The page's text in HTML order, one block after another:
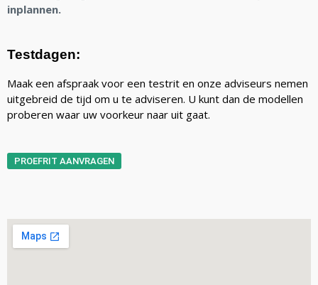
inplannen.
Testdagen:
Maak een afspraak voor een testrit en onze adviseurs nemen
uitgebreid de tijd om u te adviseren. U kunt dan de modellen
proberen waar uw voorkeur naar uit gaat.
PROEFRIT AANVRAGEN